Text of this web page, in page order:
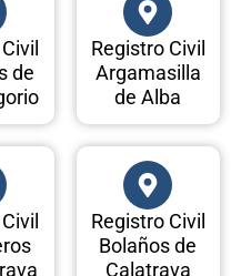
de
Registro Civil
Argamasilla
de Alba
Registro Civil
Bolaños de
Calatrava